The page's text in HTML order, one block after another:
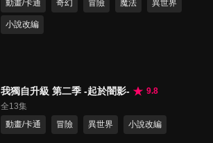
動畫/卡通
奇幻 冒險 魔法 異世界
小說改編
我獨自升級 第二季 -起於闇影-
9.8
全13集
動畫/卡通
冒險 異世界 小說改編